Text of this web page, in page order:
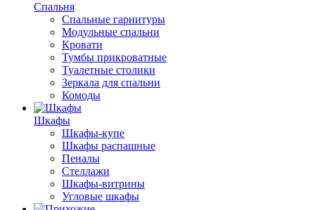
Спальня
Спальные гарнитуры
Модульные спальни
Кровати
Тумбы прикроватные
Туалетные столики
Зеркала для спальни
Комоды
Шкафы
Шкафы-купе
Шкафы распашные
Пеналы
Стеллажи
Шкафы-витрины
Угловые шкафы